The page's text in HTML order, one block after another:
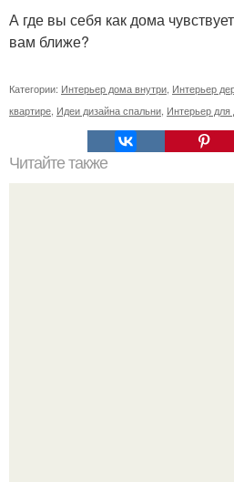
А где вы себя как дома
вам ближе?
Категории: Интерьер дома внутри Интерьер
квартире Идеи дизайна спальни Интерьер
Читайте также